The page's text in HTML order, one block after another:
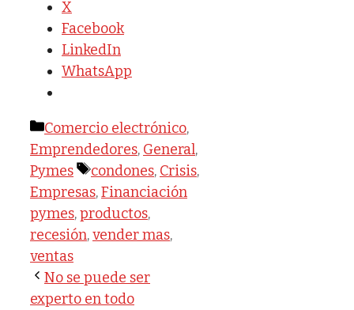
X
Facebook
LinkedIn
WhatsApp
Categorías
Comercio electrónico,
Emprendedores, General,
Pymes
Etiquetas
condones, Crisis,
Empresas,Financiación
pymes,productos,
recesión,vender mas,
ventas
No se puede ser
experto en todo